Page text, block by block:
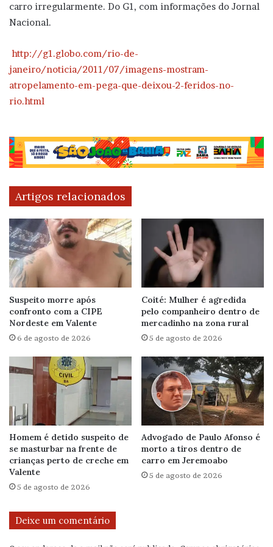
carro irregularmente. Do G1, com informações do Jornal
Nacional.
http://g1.globo.com/rio-de-
janeiro/noticia/2011/07/imagens-mostram-
atropelamento-em-pega-que-deixou-2-feridos-no-
rio.html
Artigos relacionados
Suspeito morre após
confronto com a CIPE
Nordeste em Valente
6 de agosto de 2026
Coité: Mulher é agredida
pelo companheiro dentro de
mercadinho na zona rural
5 de agosto de 2026
Homem é detido suspeito de
se masturbar na frente de
crianças perto de creche em
Valente
5 de agosto de 2026
Advogado de Paulo Afonso é
morto a tiros dentro de
carro em Jeremoabo
5 de agosto de 2026
Deixe um comentário